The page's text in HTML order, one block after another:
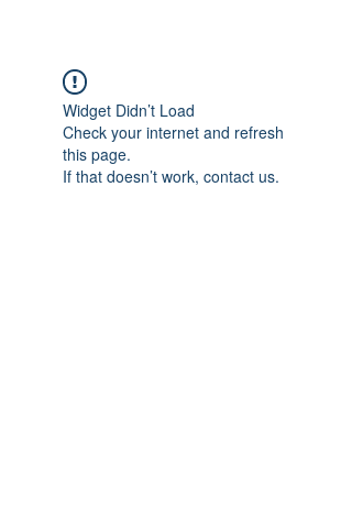
Widget Didn’t Load
Check your internet and refresh
this page.
If that doesn’t work, contact us.